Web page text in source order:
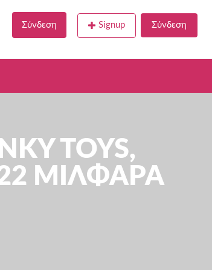
Σύνδεση Signup Σύνδεση
TOYS,
ΜΙΛΦΑΡΑ